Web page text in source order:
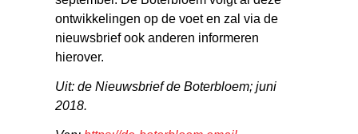
ontwikkelingen op de voet en zal via de
nieuwsbrief ook anderen informeren
hierover.
Uit: de Nieuwsbrief de Boterbloem; juni
2018.